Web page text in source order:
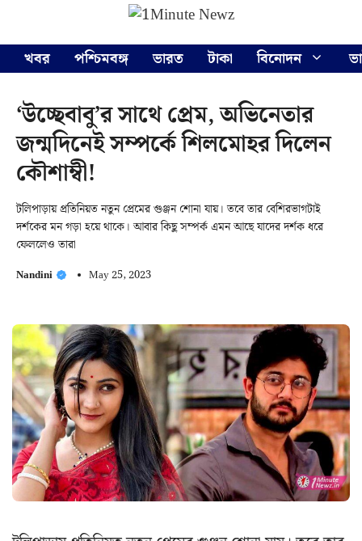
content
খবর
পশ্চিমবঙ্গ ভারত টাকা বিনোদন
‘উচ্ছেবাবু’র সাথে প্রেম, অভিনেতার
জন্মদিনেই সম্পর্কে শিলমোহর দিলেন
কৌশাম্বী!
টলিপাড়ায় প্রতিনিয়ত নতুন প্রেমের গুঞ্জন শোনা যায়। তবে তার বেশিরভাগটাই
দর্শকের মন গড়া হয়ে থাকে। আবার কিছু সম্পর্ক এমন আছে যাদের দর্শক ধরে
ফেললেও তারা
Nandini May 25, 2023